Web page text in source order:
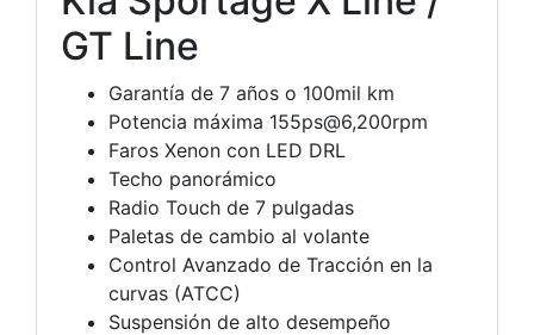
GT Line
Garantía de 7 años o 100mil km
Potencia máxima 155ps@6,200rpm
Faros Xenon con LED DRL
Techo panorámico
Radio Touch de 7 pulgadas
Paletas de cambio al volante
Control Avanzado de Tracción en la
curvas (ATCC)
Suspensión de alto desempeño